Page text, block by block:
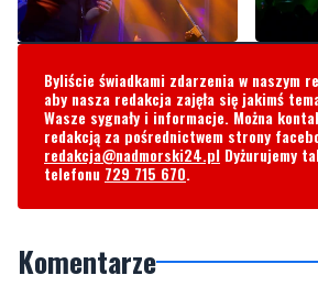
Byliście świadkami zdarzenia w naszym
aby nasza redakcja zajęła się jakimś
Wasze sygnały i informacje. Można
redakcją za pośrednictwem strony
redakcja@nadmorski24.pl Dyżurujemy
telefonu 729 715 670.
Komentarze